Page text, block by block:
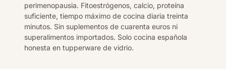
perimenopausia. Fitoestrógenos, calcio, proteína
suficiente, tiempo máximo de cocina diaria treinta
minutos. Sin suplementos de cuarenta euros ni
superalimentos importados. Solo cocina española
honesta en tupperware de vidrio.